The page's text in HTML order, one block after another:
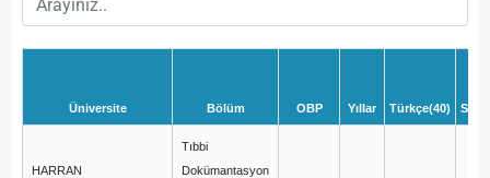
Üniversite Bölüm OBP Yıllar Türkçe(40)
HARRAN
Tıbbi
Dokümantasyon